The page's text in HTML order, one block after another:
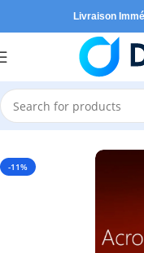
Livraison
Accueil Adobe
-11%